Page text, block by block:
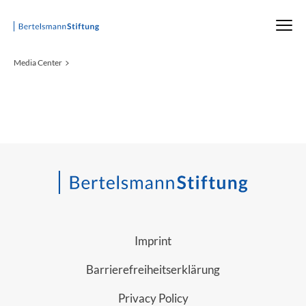
Startseite
Media Center
Imprint
Barrierefreiheitserklärung
Privacy Policy